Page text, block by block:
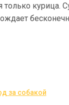
только курица.
за собакой